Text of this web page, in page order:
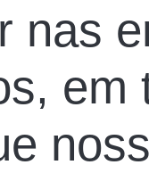
nas
em